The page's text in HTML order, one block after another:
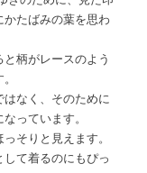
たばみの葉を思わ
柄がレースのよう
なく、そのために
っています。
そりと見えます。
て着るのにもぴっ